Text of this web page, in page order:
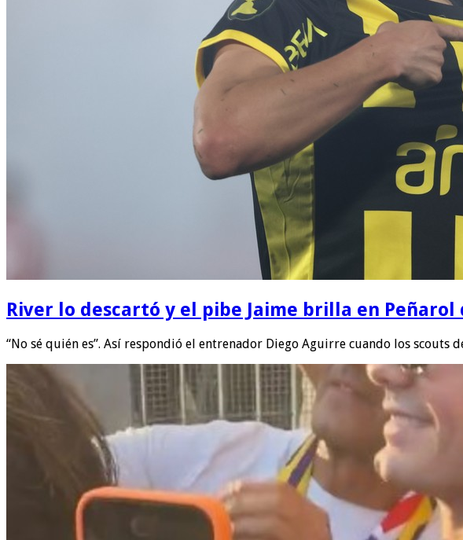
River lo descartó y el pibe Jaime brilla en Peñarol
“No sé quién es”. Así respondió el entrenador Diego Aguirre cuando los scouts